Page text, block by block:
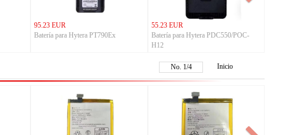
95.23 EUR
Batería para Hytera PT790Ex
55.23 EUR
Batería para Hytera PDC550/POC-
H12
No. 1/4 Inicio